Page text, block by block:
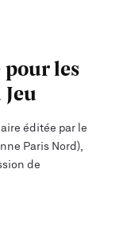
les
éditée par le
Paris Nord),
de